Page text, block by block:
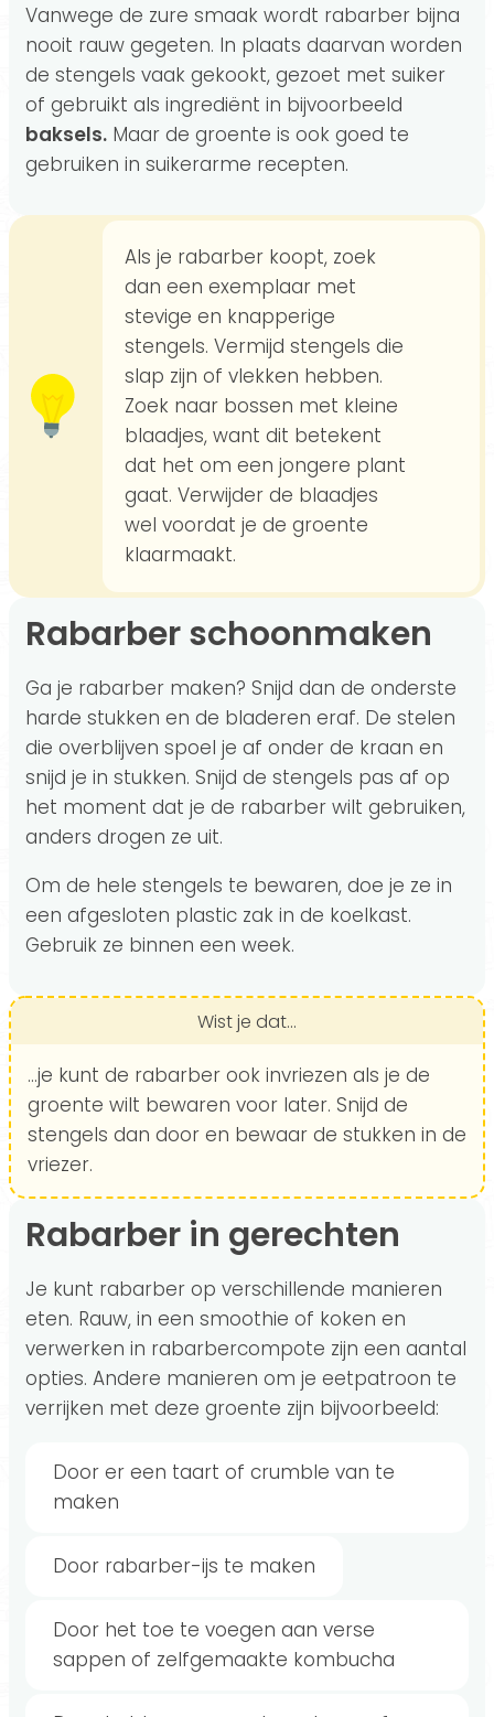
Vanwege de zure smaak wordt rabarber bijna
nooit rauw gegeten. In plaats daarvan worden
de stengels vaak gekookt, gezoet met suiker
of gebruikt als ingrediënt in bijvoorbeeld
baksels. Maar de groente is ook goed te
gebruiken in suikerarme recepten.
Als je rabarber koopt, zoek
dan een exemplaar met
stevige en knapperige
stengels. Vermijd stengels die
slap zijn of vlekken hebben.
Zoek naar bossen met kleine
blaadjes, want dit betekent
dat het om een jongere plant
gaat. Verwijder de blaadjes
wel voordat je de groente
klaarmaakt.
Rabarber schoonmaken
Ga je rabarber maken? Snijd dan de onderste
harde stukken en de bladeren eraf. De stelen
die overblijven spoel je af onder de kraan en
snijd je in stukken. Snijd de stengels pas af op
het moment dat je de rabarber wilt gebruiken,
anders drogen ze uit.
Om de hele stengels te bewaren, doe je ze in
een afgesloten plastic zak in de koelkast.
Gebruik ze binnen een week.
Wist je dat...
...je kunt de rabarber ook invriezen als je de
groente wilt bewaren voor later. Snijd de
stengels dan door en bewaar de stukken in de
vriezer.
Rabarber in gerechten
Je kunt rabarber op verschillende manieren
eten. Rauw, in een smoothie of koken en
verwerken in rabarbercompote zijn een aantal
opties. Andere manieren om je eetpatroon te
verrijken met deze groente zijn bijvoorbeeld:
Door er een taart of crumble van te
maken
Door rabarber-ijs te maken
Door het toe te voegen aan verse
sappen of zelfgemaakte kombucha